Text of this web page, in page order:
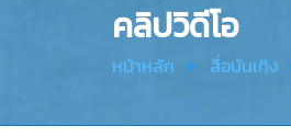
คลิปวิดีโอ
หน้าหลัก สื่อบันเทิง